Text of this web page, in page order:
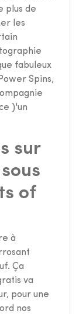
plus de
les
fabuleux
Spins,
)'un
sur
of
à
Ça
va
pour une
nos